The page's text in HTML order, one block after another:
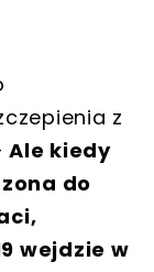
z
Ale kiedy
do
wejdzie w